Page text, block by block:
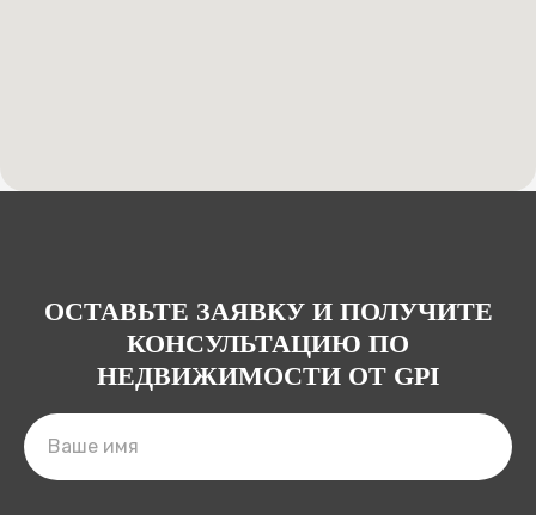
ОСТАВЬТЕ ЗАЯВКУ И ПОЛУЧИТЕ
КОНСУЛЬТАЦИЮ ПО
НЕДВИЖИМОСТИ ОТ GPI